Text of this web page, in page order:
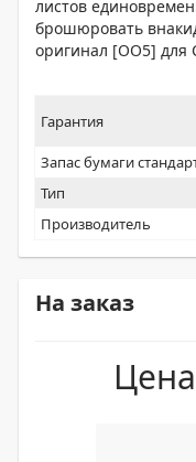
листов
брошюровать
оригинал [OO5] для
Гарантия
Запас бумаги
Тип
Производитель
На заказ